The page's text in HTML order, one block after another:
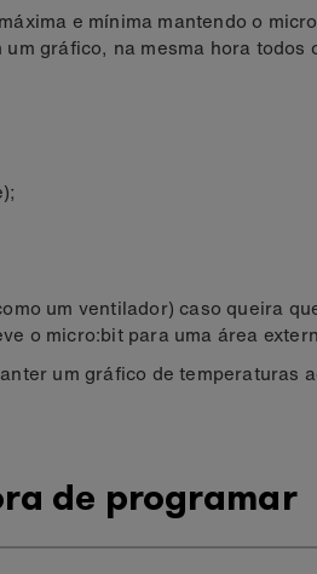
e mínima mantendo o
gráfico, na mesma hora todos
um ventilador) caso queira
o micro:bit para uma área
um gráfico de temperaturas
de programar